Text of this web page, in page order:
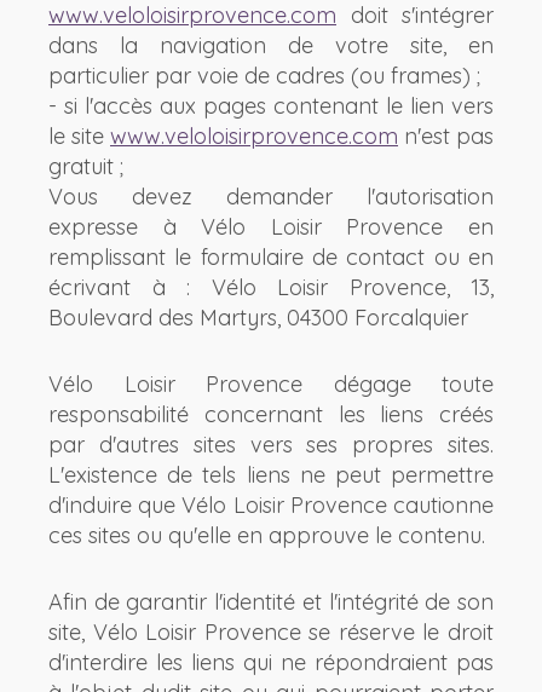
www.veloloisirprovence.com doit s'intégrer
dans la navigation de votre site, en
particulier par voie de cadres (ou frames) ;
- si l'accès aux pages contenant le lien vers
le site www.veloloisirprovence.com n'est pas
gratuit ;
Vous devez demander l'autorisation
expresse à Vélo Loisir Provence en
remplissant le formulaire de contact ou en
écrivant à : Vélo Loisir Provence, 13,
Boulevard des Martyrs, 04300 Forcalquier
Vélo Loisir Provence dégage toute
responsabilité concernant les liens créés
par d'autres sites vers ses propres sites.
L'existence de tels liens ne peut permettre
d'induire que Vélo Loisir Provence cautionne
ces sites ou qu'elle en approuve le contenu.
Afin de garantir l'identité et l'intégrité de son
site, Vélo Loisir Provence se réserve le droit
d'interdire les liens qui ne répondraient pas